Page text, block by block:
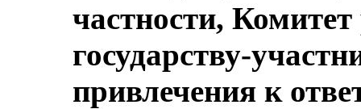
частности, Комитет
государству-
привлечения к